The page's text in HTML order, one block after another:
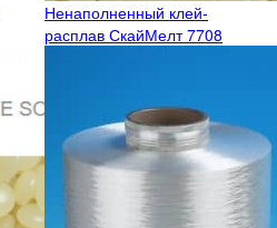
Ненаполненный клей-
расплав СкайМелт 7708